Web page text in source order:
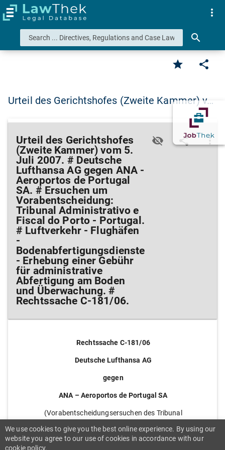
search
more_vert
star share
Urteil des Gerichtshofes (Zweite Kammer) v…
Urteil des Gerichtshofes
(Zweite Kammer) vom 5.
Juli 2007. # Deutsche
Lufthansa AG gegen ANA -
Aeroportos de Portugal
SA. # Ersuchen um
Vorabentscheidung:
Tribunal Administrativo e
Fiscal do Porto - Portugal.
# Luftverkehr - Flughäfen
-
Bodenabfertigungsdienste
- Erhebung einer Gebühr
für administrative
Abfertigung am Boden
und Überwachung. #
Rechtssache C-181/06.
visibility_off share more_vert
Rechtssache C-181/06
Deutsche Lufthansa AG
gegen
ANA – Aeroportos de Portugal SA
(Vorabentscheidungsersuchen des Tribunal
We use cookies to give you the best online experience. By using our
website you agree to our use of cookies in accordance with our
cookie policy.